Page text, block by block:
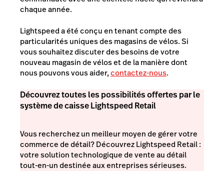
chaque année.
Lightspeed a été conçu en tenant compte des
particularités uniques des magasins de vélos. Si
vous souhaitez discuter des besoins de votre
nouveau magasin de vélos et de la manière dont
nous pouvons vous aider,contactez-nous.
Découvrez toutes les possibilités offertes par le
système de caisse Lightspeed Retail
Vous recherchez un meilleur moyen de gérer votre
commerce de détail? Découvrez Lightspeed Retail :
votre solution technologique de vente au détail
tout-en-un destinée aux entreprises sérieuses.